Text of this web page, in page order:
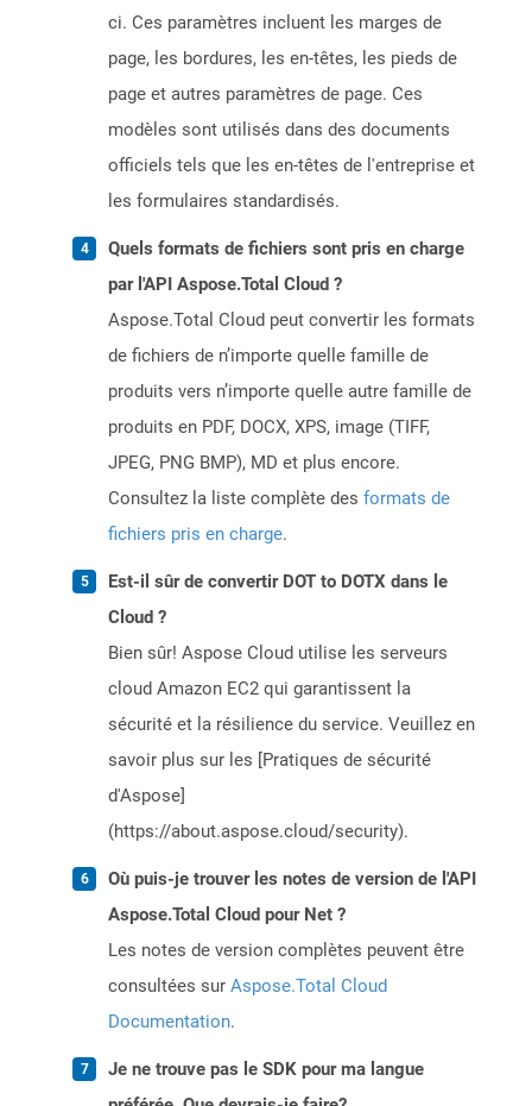
ci. Ces paramètres incluent les marges de
page, les bordures, les en-têtes, les pieds de
page et autres paramètres de page. Ces
modèles sont utilisés dans des documents
officiels tels que les en-têtes de l'entreprise et
les formulaires standardisés.
Quels formats de fichiers sont pris en charge
par l'API Aspose.Total Cloud ?
Aspose.Total Cloud peut convertir les formats
de fichiers de n’importe quelle famille de
produits vers n’importe quelle autre famille de
produits en PDF, DOCX, XPS, image (TIFF,
JPEG, PNG BMP), MD et plus encore.
Consultez la liste complète des formats de
fichiers pris en charge.
Est-il sûr de convertir DOT to DOTX dans le
Cloud ?
Bien sûr! Aspose Cloud utilise les serveurs
cloud Amazon EC2 qui garantissent la
sécurité et la résilience du service. Veuillez en
savoir plus sur les [Pratiques de sécurité
d'Aspose]
(https://about.aspose.cloud/security).
Où puis-je trouver les notes de version de l'API
Aspose.Total Cloud pour Net ?
Les notes de version complètes peuvent être
consultées sur Aspose.Total Cloud
Documentation.
Je ne trouve pas le SDK pour ma langue